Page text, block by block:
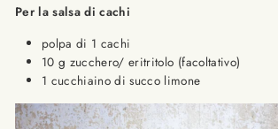
Per la salsa di cachi
polpa di 1 cachi
10 g zucchero/ eritritolo (facoltativo)
1 cucchiaino di succo limone